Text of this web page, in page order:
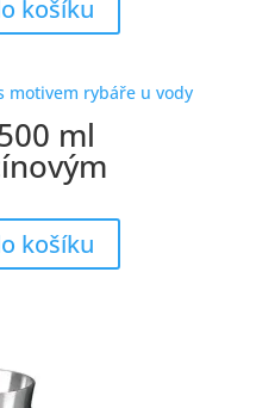
košíku
ml
košíku